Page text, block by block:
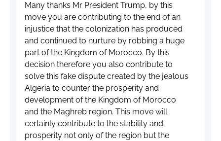
Many thanks Mr President Trump, by this
move you are contributing to the end of an
injustice that the colonization has produced
and continued to nurture by robbing a huge
part of the Kingdom of Morocco. By this
decision therefore you also contribute to
solve this fake dispute created by the jealous
Algeria to counter the prosperity and
development of the Kingdom of Morocco
and the Maghreb region. This move will
certainly contribute to the stability and
prosperity not only of the region but the